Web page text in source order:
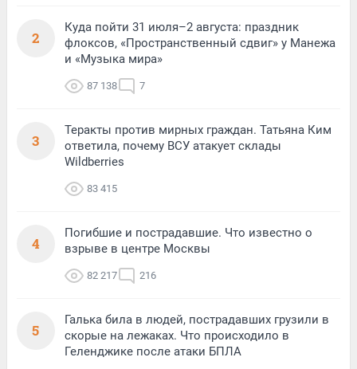
2
Куда пойти 31 июля–2 августа: праздник
флоксов, «Пространственный сдвиг» у Манежа
и «Музыка мира»
87 138 7
3
Теракты против мирных граждан. Татьяна Ким
ответила, почему ВСУ атакует склады
Wildberries
83 415
4
Погибшие и пострадавшие. Что известно о
взрыве в центре Москвы
82 217 216
5
Галька била в людей, пострадавших грузили в
скорые на лежаках. Что происходило в
Геленджике после атаки БПЛА